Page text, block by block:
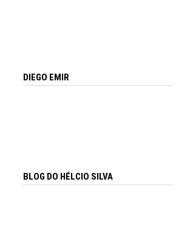
DIEGO EMIR
BLOG DO HÉLCIO SILVA